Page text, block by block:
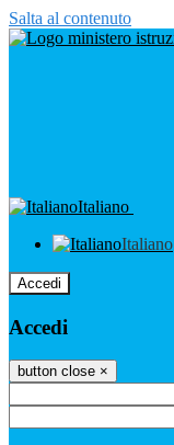
Salta al contenuto
Italiano
Italiano
Accedi
Accedi
button close ×